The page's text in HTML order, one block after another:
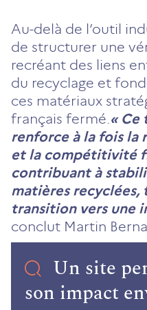
Au-delà de l’outil
de structurer une
recréant des liens
du recyclage et
ces matériaux
français fermé.« Ce
renforce à la fois la
et la compétitivité
contribuant à
matières
transition vers une
conclut Martin
Un site
son impact